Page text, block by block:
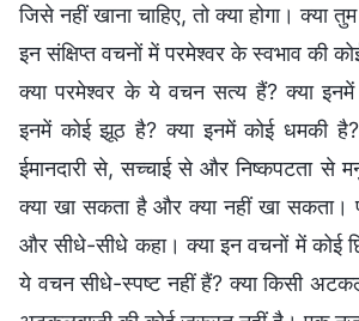
जिसे नहीं खाना चाहिए, तो क्या होगा। क्या
इन संक्षिप्त वचनों में परमेश्वर के स्वभाव की
क्या परमेश्वर के ये वचन सत्य हैं? क्या इनमें
इनमें कोई झूठ है? क्या इनमें कोई धमकी
ईमानदारी से, सच्चाई से और निष्कपटता से
क्या खा सकता है और क्या नहीं खा सकता।
और सीधे-सीधे कहा। क्या इन वचनों में कोई
ये वचन सीधे-स्पष्ट नहीं हैं? क्या किसी